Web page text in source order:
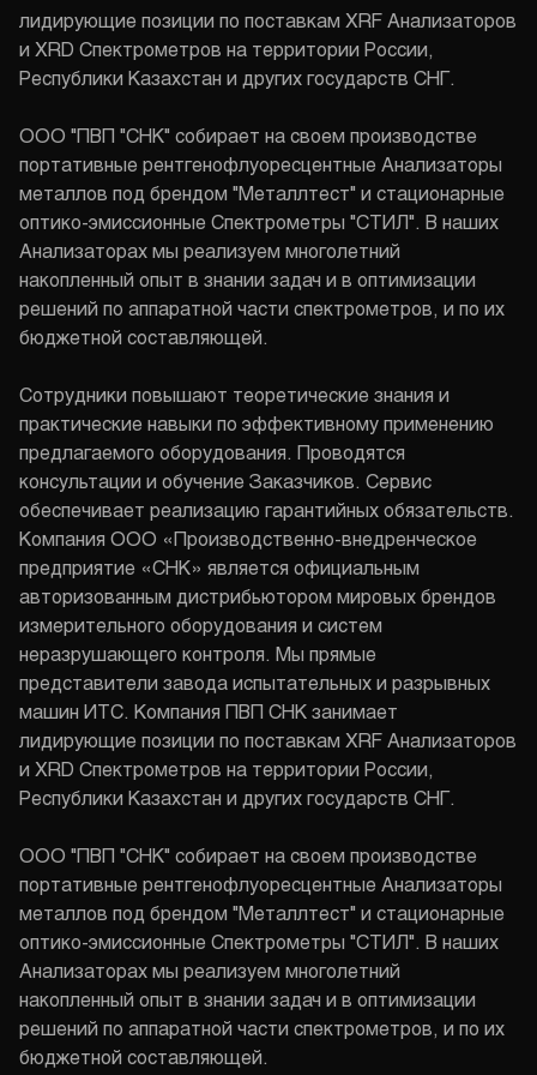
лидирующие позиции по поставкам XRF Анализаторов
и XRD Спектрометров на территории России,
Республики Казахстан и других государств СНГ.
ООО "ПВП "СНК" собирает на своем производстве
портативные рентгенофлуоресцентные Анализаторы
металлов под брендом "Металлтест" и стационарные
оптико-эмиссионные Спектрометры "СТИЛ". В наших
Анализаторах мы реализуем многолетний
накопленный опыт в знании задач и в оптимизации
решений по аппаратной части спектрометров, и по их
бюджетной составляющей.
Сотрудники повышают теоретические знания и
практические навыки по эффективному применению
предлагаемого оборудования. Проводятся
консультации и обучение Заказчиков. Сервис
обеспечивает реализацию гарантийных обязательств.
Компания ООО «Производственно-внедренческое
предприятие «СНК» является официальным
авторизованным дистрибьютором мировых брендов
измерительного оборудования и систем
неразрушающего контроля. Мы прямые
представители завода испытательных и разрывных
машин ИТС. Компания ПВП СНК занимает
лидирующие позиции по поставкам XRF Анализаторов
и XRD Спектрометров на территории России,
Республики Казахстан и других государств СНГ.
ООО "ПВП "СНК" собирает на своем производстве
портативные рентгенофлуоресцентные Анализаторы
металлов под брендом "Металлтест" и стационарные
оптико-эмиссионные Спектрометры "СТИЛ". В наших
Анализаторах мы реализуем многолетний
накопленный опыт в знании задач и в оптимизации
решений по аппаратной части спектрометров, и по их
бюджетной составляющей.